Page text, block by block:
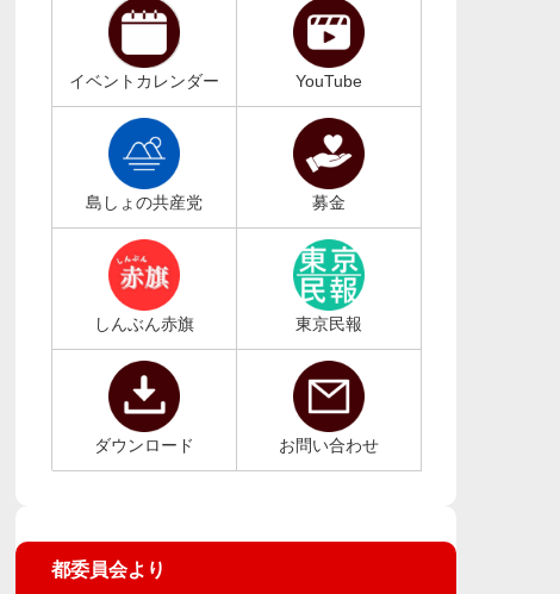
イベントカレンダー YouTube
島しょの共産党 募金
しんぶん赤旗 東京民報
ダウンロード お問い合わせ
都委員会より